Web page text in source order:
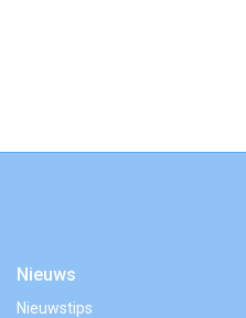
Nieuws
Nieuwstips